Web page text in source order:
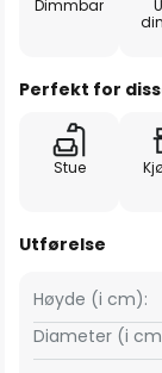
Dimmbar
Perfekt for
Stue
Utførelse
Høyde (i cm):
Diameter (i